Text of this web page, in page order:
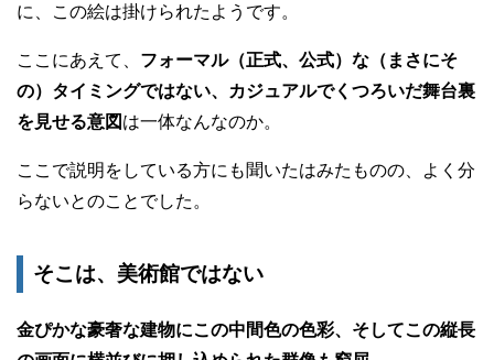
に、この絵は掛けられたようです。
ここにあえて、 フォーマル（正式、公式）な（まさにそ
の）タイミングではない、カジュアルでくつろいだ舞台裏
を見せる意図 は一体なんなのか。
ここで説明をしている方にも聞いたはみたものの、よく分
らないとのことでした。
そこは、美術館ではない
金ぴかな豪奢な建物にこの中間色の色彩、そしてこの縦長